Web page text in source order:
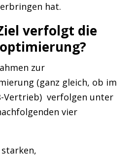
hat.
verfolgt die
zur
(ganz gleich, ob im
Vertrieb) verfolgen unter
vier